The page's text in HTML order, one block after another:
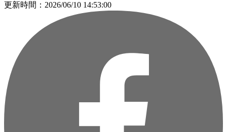
更新時間：2026/06/10 14:53:00